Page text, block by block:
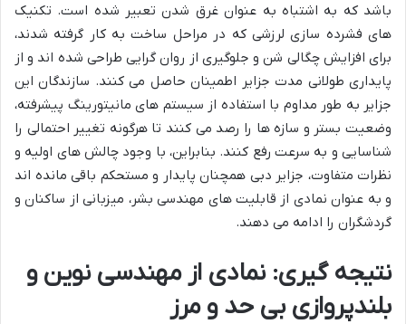
باشد که به اشتباه به عنوان غرق شدن تعبیر شده است. تکنیک
های فشرده سازی لرزشی که در مراحل ساخت به کار گرفته شدند،
برای افزایش چگالی شن و جلوگیری از روان گرایی طراحی شده اند و از
پایداری طولانی مدت جزایر اطمینان حاصل می کنند. سازندگان این
جزایر به طور مداوم با استفاده از سیستم های مانیتورینگ پیشرفته،
وضعیت بستر و سازه ها را رصد می کنند تا هرگونه تغییر احتمالی را
شناسایی و به سرعت رفع کنند. بنابراین، با وجود چالش های اولیه و
نظرات متفاوت، جزایر دبی همچنان پایدار و مستحکم باقی مانده اند
و به عنوان نمادی از قابلیت های مهندسی بشر، میزبانی از ساکنان و
گردشگران را ادامه می دهند.
نتیجه گیری: نمادی از مهندسی نوین و
بلندپروازی بی حد و مرز